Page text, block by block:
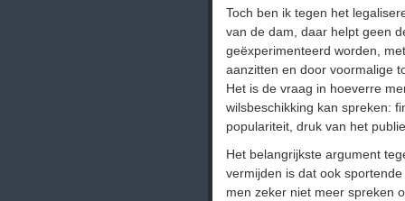
Toch ben ik tegen het
van de dam, daar helpt geen
geëxperimenteerd worden,
aanzitten en door voormalige
Het is de vraag in hoeverre
wilsbeschikking kan spreken:
populariteit, druk van het
Het belangrijkste argument
vermijden is dat ook
men zeker niet meer spreken